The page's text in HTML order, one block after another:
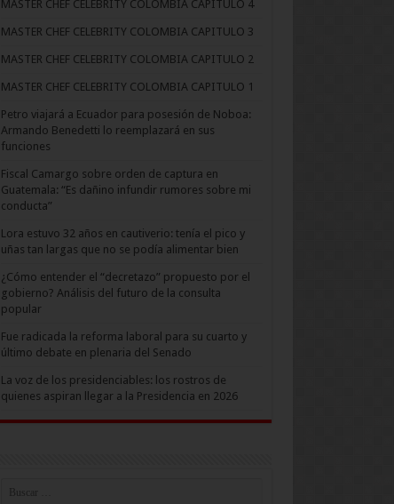
MASTER CHEF CELEBRITY COLOMBIA CAPITULO 4
MASTER CHEF CELEBRITY COLOMBIA CAPITULO 3
MASTER CHEF CELEBRITY COLOMBIA CAPITULO 2
MASTER CHEF CELEBRITY COLOMBIA CAPITULO 1
Petro viajará a Ecuador para posesión de Noboa:
Armando Benedetti lo reemplazará en sus
funciones
Fiscal Camargo sobre orden de captura en
Guatemala: “Es dañino infundir rumores sobre mi
conducta”
Lora estuvo 32 años en cautiverio: tenía el pico y
uñas tan largas que no se podía alimentar bien
¿Cómo entender el “decretazo” propuesto por el
gobierno? Análisis del futuro de la consulta
popular
Fue radicada la reforma laboral para su cuarto y
último debate en plenaria del Senado
La voz de los presidenciables: los rostros de
quienes aspiran llegar a la Presidencia en 2026